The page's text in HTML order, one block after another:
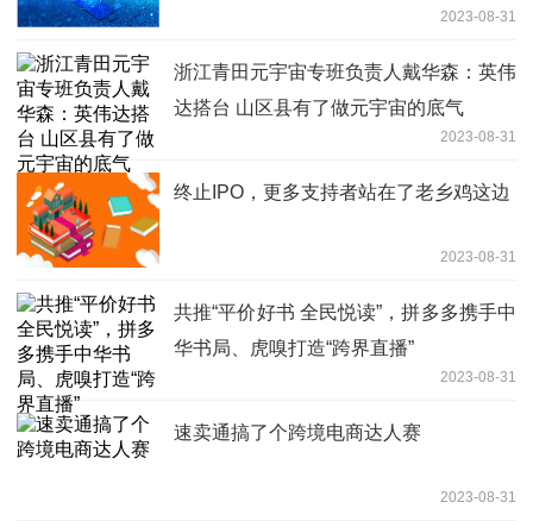
2023-08-31
浙江青田元宇宙专班负责人戴华森：英伟
达搭台 山区县有了做元宇宙的底气
2023-08-31
终止IPO，更多支持者站在了老乡鸡这边
2023-08-31
共推“平价好书 全民悦读”，拼多多携手中
华书局、虎嗅打造“跨界直播”
2023-08-31
速卖通搞了个跨境电商达人赛
2023-08-31